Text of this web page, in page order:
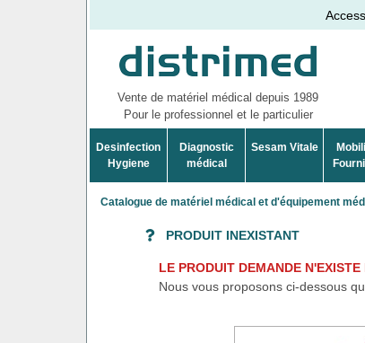
Vente de matériel médical depuis 1989
Pour le professionnel et le particulier
Desinfection
Hygiene
Diagnostic
médical
Sesam Vitale
Catalogue de matériel médical et d'équipement
PRODUIT INEXISTANT
LE PRODUIT DEMANDE
Nous vous proposons ci-dessous